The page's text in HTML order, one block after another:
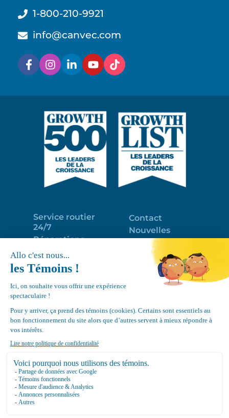
1-800-210-9921
info@canvec.com
Service routier
24/7
Réparations
Programme
d’entretien
Déneigement
de toits
Équipements
Contact
Nouvelles
Portail clients
Emploi
Politique de
Google
4.7